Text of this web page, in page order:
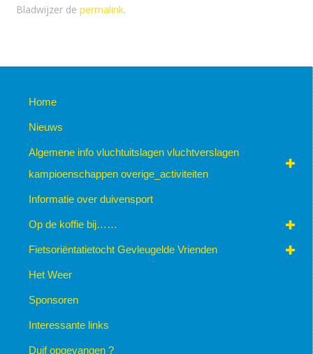
Bladwijzer de permalink.
Home
Nieuws
Algemene info vluchtuitslagen vluchtverslagen
kampioenschappen overige_activiteiten
Informatie over duivensport
Op de koffie bij……
Fietsoriëntatietocht Gevleugelde Vrienden
Het Weer
Sponsoren
Interessante links
Duif opgevangen ?